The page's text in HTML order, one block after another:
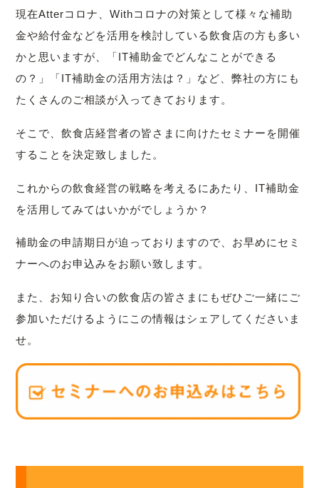
現在Atterコロナ、Withコロナの対策として様々な補助
金や給付金などを活用を検討している飲食店の方も多い
かと思いますが、「IT補助金でどんなことができる
の？」「IT補助金の活用方法は？」など、弊社の方にも
たくさんのご相談が入ってきております。
そこで、飲食店経営者の皆さまに向けたセミナーを開催
することを決定致しました。
これからの飲食経営の戦略を考えるにあたり、IT補助金
を活用してみてはいかがでしょうか？
補助金の申請期日が迫っておりますので、お早めにセミ
ナーへのお申込みをお願い致します。
また、お知り合いの飲食店の皆さまにもぜひご一緒にご
参加いただけるようにこの情報はシェアしてくださいま
せ。